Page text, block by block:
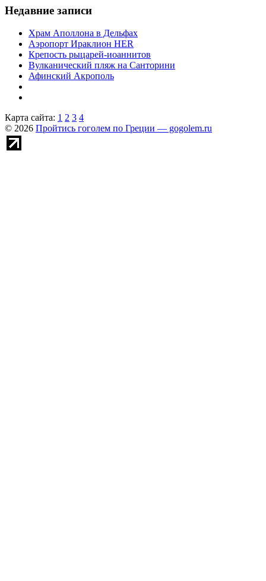
Недавние записи
Храм Аполлона в Дельфах
Аэропорт Ираклион HER
Крепость рыцарей-иоаннитов
Вулканический пляж на Санторини
Афинский Акрополь
Карта сайта: 1 2 3 4
© 2026 Пройтись гоголем по Греции — gogolem.ru